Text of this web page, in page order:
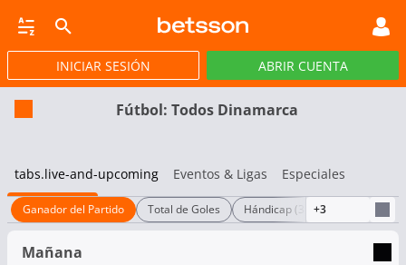
CASINO EN VIVO JACKPOTS PÓKER PROMOCIONES APP
INICIAR SESIÓN ABRIR CUENTA
Fútbol: Todos Dinamarca
tabs.live-and-upcoming Eventos & Ligas Especiales
Ganador del Partido Total de Goles Hándicap (3 opciones)
+3
Mañana